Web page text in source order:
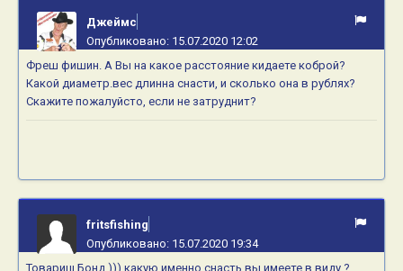
Джеймс
Опубликовано: 15.07.2020 12:02
Фреш фишин. А Вы на какое расстояние кидаете коброй?
Какой диаметр.вес длинна снасти, и сколько она в рублях?
Скажите пожалуйсто, если не затруднит?
fritsfishing
Опубликовано: 15.07.2020 19:34
Товарищ Бонд ))) какую именно снасть вы имеете в виду ?